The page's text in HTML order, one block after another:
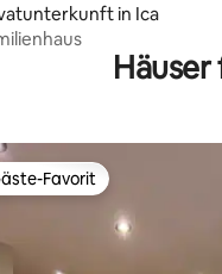
in Ica
Favorit
Favorit